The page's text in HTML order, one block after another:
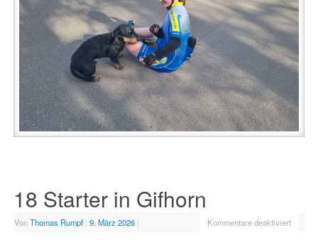
18 Starter in Gifhorn
VonThomas Rumpf | 9. März 2026 | Kommentare deaktiviert